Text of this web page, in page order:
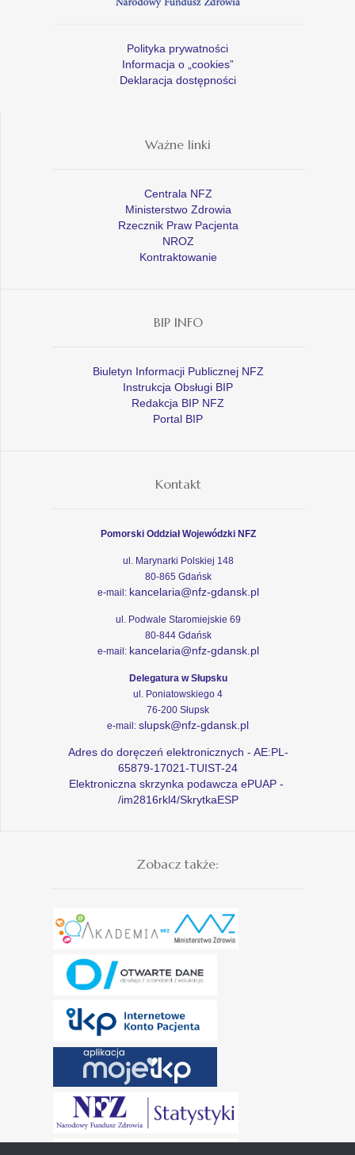
Polityka prywatności
Informacja o „cookies”
Deklaracja dostępności
Ważne linki
Centrala NFZ
Ministerstwo Zdrowia
Rzecznik Praw Pacjenta
NROZ
Kontraktowanie
BIP INFO
Biuletyn Informacji Publicznej NFZ
Instrukcja Obsługi BIP
Redakcja BIP NFZ
Portal BIP
Kontakt
Pomorski Oddział Wojewódzki NFZ
ul. Marynarki Polskiej 148
80-865 Gdańsk
e-mail: kancelaria@nfz-gdansk.pl
ul. Podwale Staromiejskie 69
80-844 Gdańsk
e-mail: kancelaria@nfz-gdansk.pl
Delegatura w Słupsku
ul. Poniatowskiego 4
76-200 Słupsk
e-mail: slupsk@nfz-gdansk.pl
Adres do doręczeń elektronicznych - AE:PL-
65879-17021-TUIST-24
Elektroniczna skrzynka podawcza ePUAP -
/im2816rkl4/SkrytkaESP
Zobacz także: